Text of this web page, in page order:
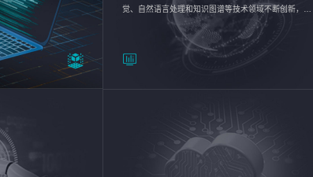
觉、自然语言处理和知识图谱等技术领域不断创新，持
续优化企业数智化转型加速器—AlphaMind®AI能力开放